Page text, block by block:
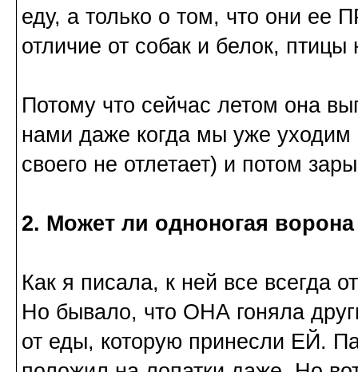
еду, а только о том, что они
отличие от собак и белок,
Потому что сейчас летом она
нами даже когда мы уже уходим
своего не отлетает) и потом
2. Может ли одноногая
Как я писала, к ней все всегда
Но бывало, что ОНА гоняла
от еды, которую принесли ЕЙ.